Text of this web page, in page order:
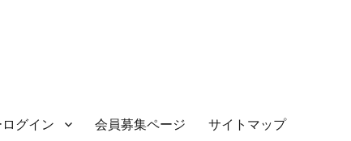
ログイン 会員募集ページ サイトマップ